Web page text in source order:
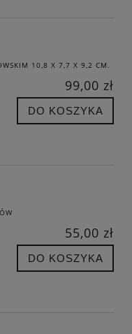
10,8 X 7,7 X 9,2 CM.
99,00 zł
DO KOSZYKA
55,00 zł
DO KOSZYKA